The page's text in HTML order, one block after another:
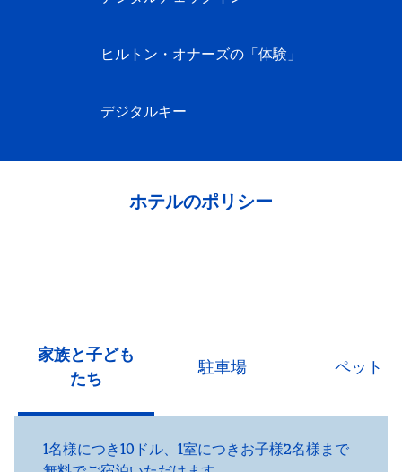
ヒルトン・オナーズの「体験」
デジタルキー
ホテルのポリシー
家族と子ども
たち
駐車場 ペット
1名様につき10ドル、1室につきお子様2名様まで